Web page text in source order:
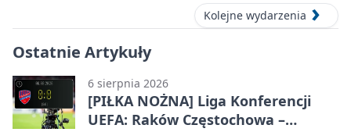
Kolejne wydarzenia
Ostatnie Artykuły
6 sierpnia 2026
[PIŁKA NOŻNA] Liga Konferencji
UEFA: Raków Częstochowa –